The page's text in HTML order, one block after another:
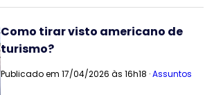
Como tirar visto americano de
turismo?
Publicado em 17/04/2026 às 16h18 ·Assuntos